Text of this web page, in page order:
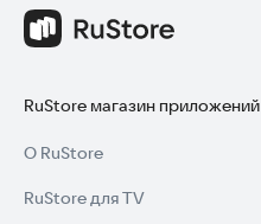
RuStore магазин приложений
О RuStore
RuStore для TV